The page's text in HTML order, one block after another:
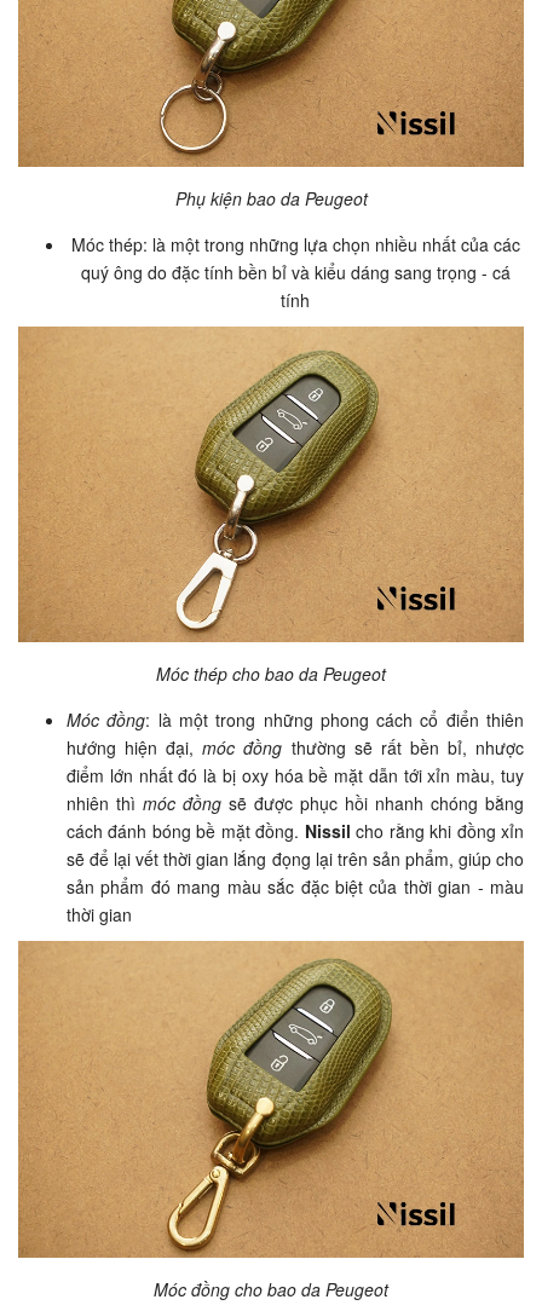
Phụ kiện bao da Peugeot
Móc thép: là một trong những lựa chọn nhiều nhất của các
quý ông do đặc tính bền bỉ và kiểu dáng sang trọng - cá
tính
Móc thép cho bao da Peugeot
Móc đồng: là một trong những phong cách cổ điển thiên
hướng hiện đại,móc đồng thường sẽ rất bền bỉ, nhược
điểm lớn nhất đó là bị oxy hóa bề mặt dẫn tới xỉn màu, tuy
nhiên thì móc đồng sẽ được phục hồi nhanh chóng bằng
cách đánh bóng bề mặt đồng. Nissil cho rằng khi đồng xỉn
sẽ để lại vết thời gian lắng đọng lại trên sản phẩm, giúp cho
sản phẩm đó mang màu sắc đặc biệt của thời gian - màu
thời gian
Móc đồng cho bao da Peugeot